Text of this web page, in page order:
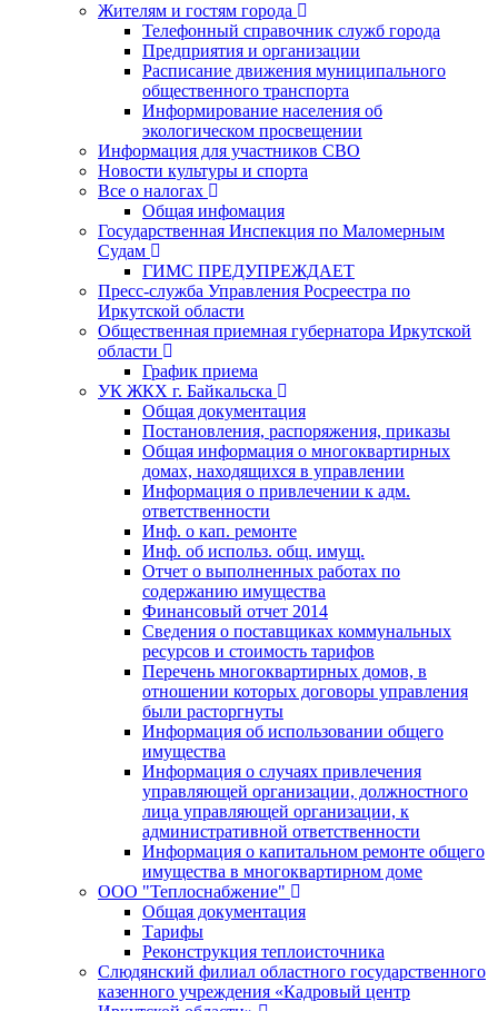
Жителям и гостям города
Телефонный справочник служб города
Предприятия и организации
Расписание движения муниципального
общественного транспорта
Информирование населения об
экологическом просвещении
Информация для участников СВО
Новости культуры и спорта
Все о налогах
Общая инфомация
Государственная Инспекция по Маломерным
Судам
ГИМС ПРЕДУПРЕЖДАЕТ
Пресс-служба Управления Росреестра по
Иркутской области
Общественная приемная губернатора Иркутской
области
График приема
УК ЖКХ г. Байкальска
Общая документация
Постановления, распоряжения, приказы
Общая информация о многоквартирных
домах, находящихся в управлении
Информация о привлечении к адм.
ответственности
Инф. о кап. ремонте
Инф. об использ. общ. имущ.
Отчет о выполненных работах по
содержанию имущества
Финансовый отчет 2014
Сведения о поставщиках коммунальных
ресурсов и стоимость тарифов
Перечень многоквартирных домов, в
отношении которых договоры управления
были расторгнуты
Информация об использовании общего
имущества
Информация о случаях привлечения
управляющей организации, должностного
лица управляющей организации, к
административной ответственности
Информация о капитальном ремонте общего
имущества в многоквартирном доме
ООО "Теплоснабжение"
Общая документация
Тарифы
Реконструкция теплоисточника
Слюдянский филиал областного государственного
казенного учреждения «Кадровый центр